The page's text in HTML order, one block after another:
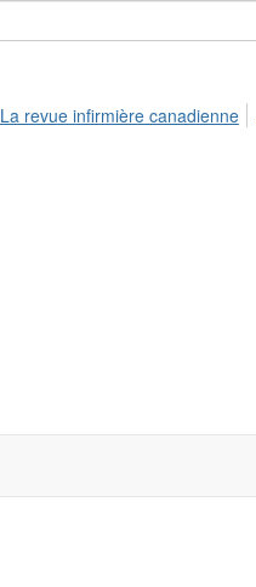
La revue infirmière canadienne